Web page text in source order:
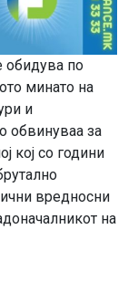
обидува по
минато на
и
обвинуваа за
кој со години
вредносни
на